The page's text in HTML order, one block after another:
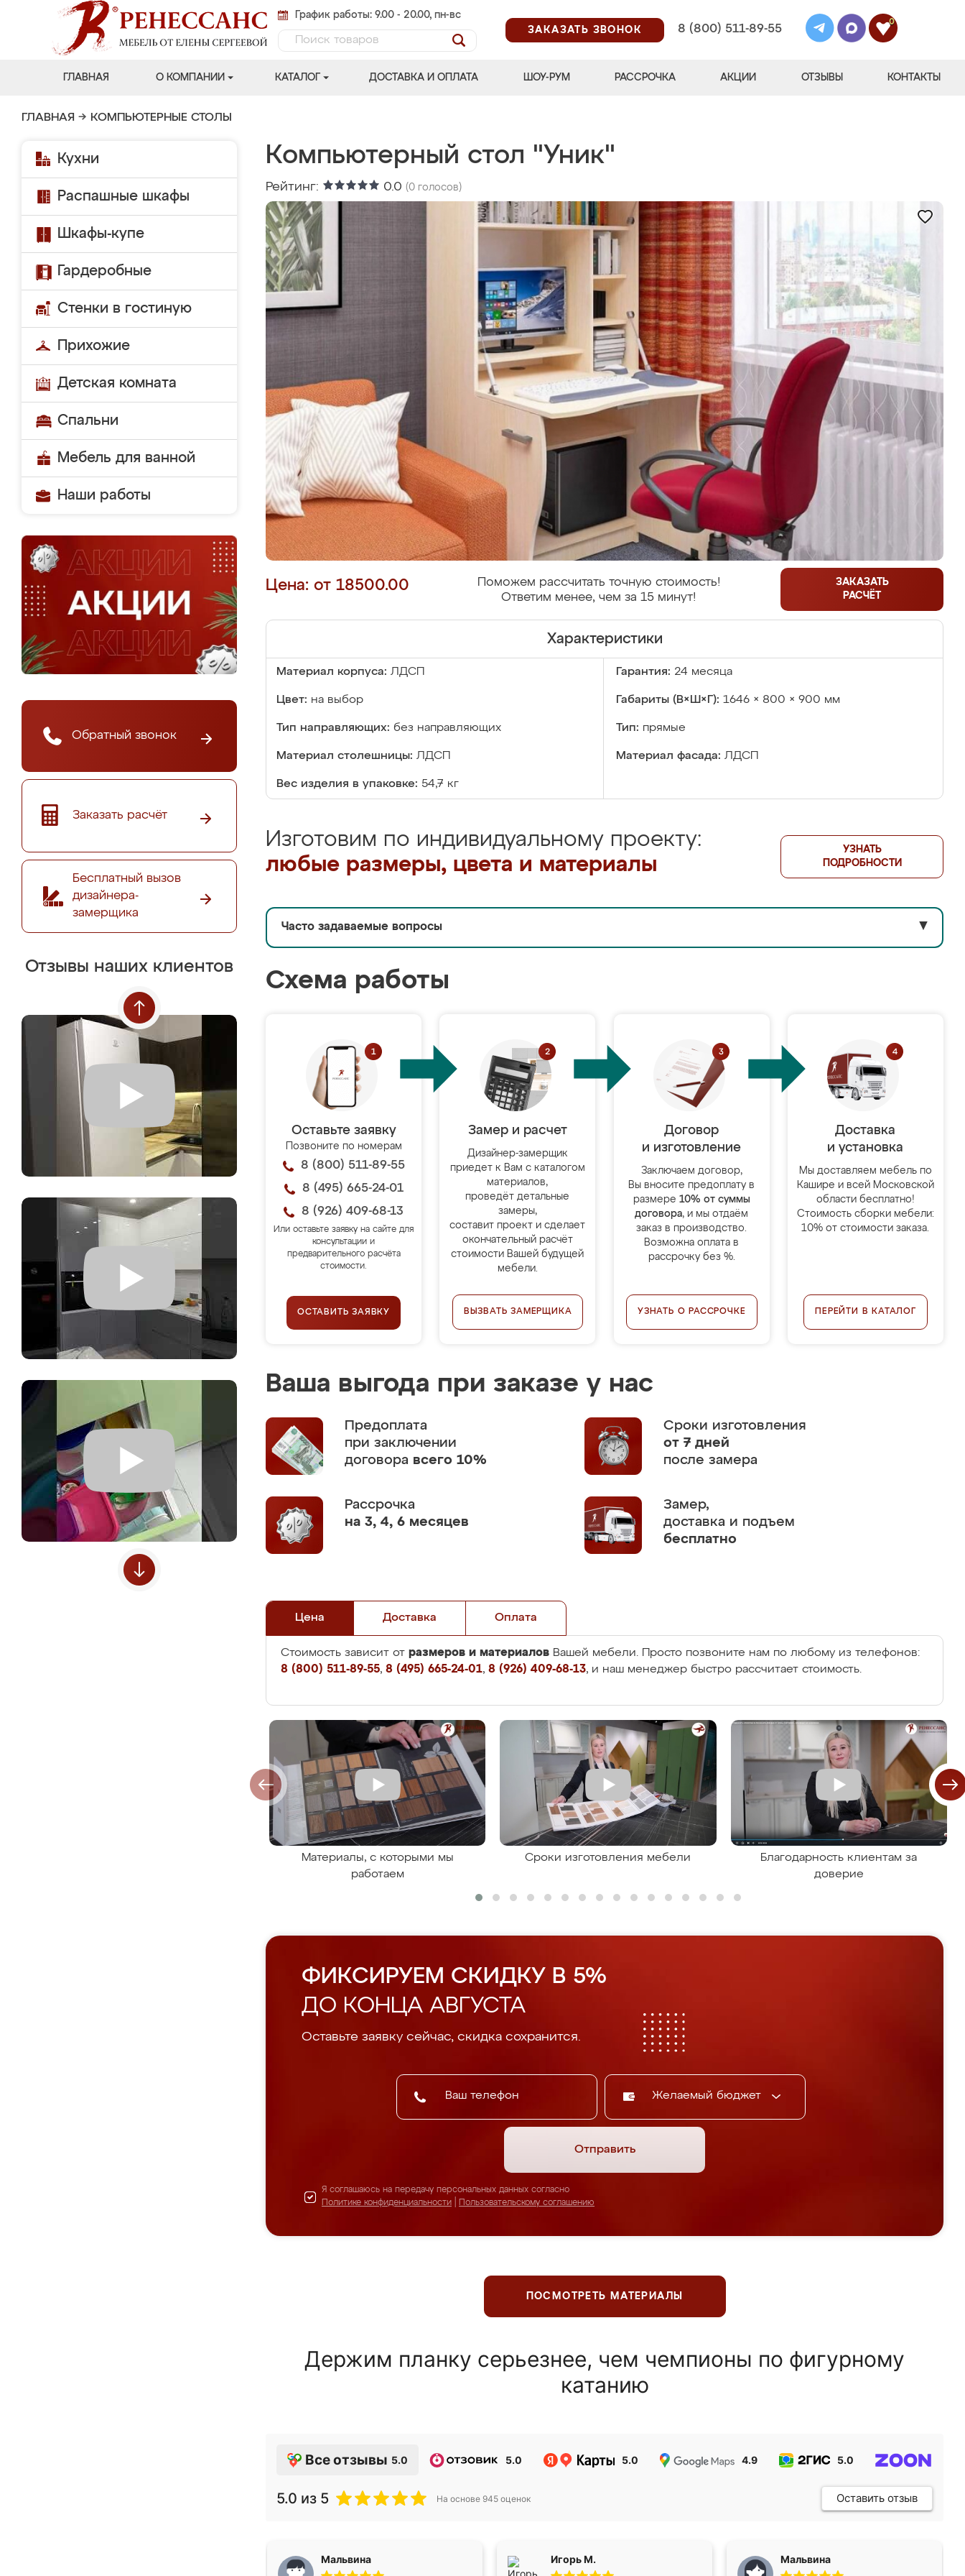
График работы: 9.00 - 20.00, пн-вс
ЗАКАЗАТЬ ЗВОНОК
8 (800) 511-89-55
0
ГЛАВНАЯ О КОМПАНИИ КАТАЛОГ ДОСТАВКА И ОПЛАТА ШОУ-РУМ РАССРОЧКА АКЦИИ ОТЗЫВЫ КОНТАКТЫ
ГЛАВНАЯ → КОМПЬЮТЕРНЫЕ СТОЛЫ
Кухни
Распашные шкафы
Шкафы-купе
Гардеробные
Стенки в гостиную
Прихожие
Детская комната
Спальни
Мебель для ванной
Наши работы
Обратный звонок
Заказать расчёт
Бесплатный вызов
дизайнера-
замерщика
Отзывы наших клиентов
Компьютерный стол "Уник"
Рейтинг: 0.0 (0 голосов)
Цена: от 18500.00
Поможем рассчитать точную стоимость!
Ответим менее, чем за 15 минут!
ЗАКАЗАТЬ
РАСЧЁТ
Характеристики
Материал корпуса: ЛДСП Гарантия: 24 месяца
Цвет: на выбор Габариты (В×Ш×Г): 1646 × 800 × 900 мм
Тип направляющих: без направляющих Тип: прямые
Материал столешницы: ЛДСП Материал фасада: ЛДСП
Вес изделия в упаковке: 54,7 кг
Изготовим по индивидуальному проекту:
любые размеры, цвета и материалы
УЗНАТЬ
ПОДРОБНОСТИ
Часто задаваемые вопросы ▼
Схема работы
Оставьте заявку
Позвоните по номерам
8 (800) 511-89-55
8 (495) 665-24-01
8 (926) 409-68-13
Или оставьте заявку на сайте для
консультации и
предварительного расчёта
стоимости.
ОСТАВИТЬ ЗАЯВКУ
Замер и расчет
Дизайнер-замерщик
приедет к Вам с каталогом
материалов,
проведёт детальные
замеры,
составит проект и сделает
окончательный расчёт
стоимости Вашей будущей
мебели.
ВЫЗВАТЬ ЗАМЕРЩИКА
Договор
и изготовление
Заключаем договор,
Вы вносите предоплату в
размере 10% от суммы
договора, и мы отдаём
заказ в производство.
Возможна оплата в
рассрочку без %.
УЗНАТЬ О РАССРОЧКЕ
Доставка
и установка
Мы доставляем мебель по
Кашире и всей Московской
области бесплатно!
Стоимость сборки мебели:
10% от стоимости заказа.
ПЕРЕЙТИ В КАТАЛОГ
Ваша выгода при заказе у нас
Предоплата
при заключении
договора всего 10%
Сроки изготовления
от 7 дней
после замера
Рассрочка
на 3, 4, 6 месяцев
Замер,
доставка и подъем
бесплатно
Цена Доставка Оплата
Стоимость зависит от размеров и материалов Вашей мебели. Просто позвоните нам по любому из телефонов:
8 (800) 511-89-55, 8 (495) 665-24-01, 8 (926) 409-68-13, и наш менеджер быстро рассчитает стоимость.
Материалы, с которыми мы
работаем
Сроки изготовления мебели
Благодарность клиентам за
доверие
ФИКСИРУЕМ СКИДКУ В 5%
ДО КОНЦА АВГУСТА
Оставьте заявку сейчас, скидка сохранится.
Желаемый бюджет
Отправить
Я соглашаюсь на передачу персональных данных согласно
Политике конфиденциальности
Пользовательскому соглашению
ПОСМОТРЕТЬ МАТЕРИАЛЫ
Держим планку серьезнее, чем чемпионы по фигурному
катанию
Все отзывы 5.0 5.0 5.0 4.9 5.0
5.0 из 5 На основе 945 оценок Оставить отзыв
Мальвина Игорь М. Мальвина